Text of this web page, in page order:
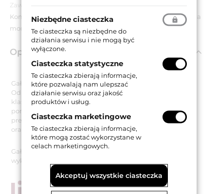
Zawartość opakowania:
Komplet gałek obrotowych na okrągłych szyldach, akcesoria
montażowe.
Opis produktu
Gałka obrotowa na okrągłym szyldzie o średnicy Ø60 mm.
Odpowiednia do wszystkich wnętrz zaprojektowanych w
klasycznym i nowoczesnym stylu. Uniwersalna, a zarazem
ponadczasowa stylistyka gałki sprawia, że będzie się ona
prezentować atrakcyjnie w każdym eleganckim budynku
oraz gustownie zaaranżowanym pomieszczeniu.
Gałka obrotowa jest wykonana z mosiądzu i występuje w
wykończeniu chromowanym matowym.
Niezbędne ciasteczka
Te ciasteczka są niezbędne do
działania serwisu i nie mogą być
wyłączone.
Ciasteczka statystyczne
Te ciasteczka zbierają informacje,
które pozwalają nam ulepszać
działanie serwisu oraz jakość
produktów i usług.
Ciasteczka marketingowe
Te ciasteczka zbierają informacje,
które mogą zostać wykorzystane w
celach marketingowych.
Akceptuj wszystkie ciasteczka